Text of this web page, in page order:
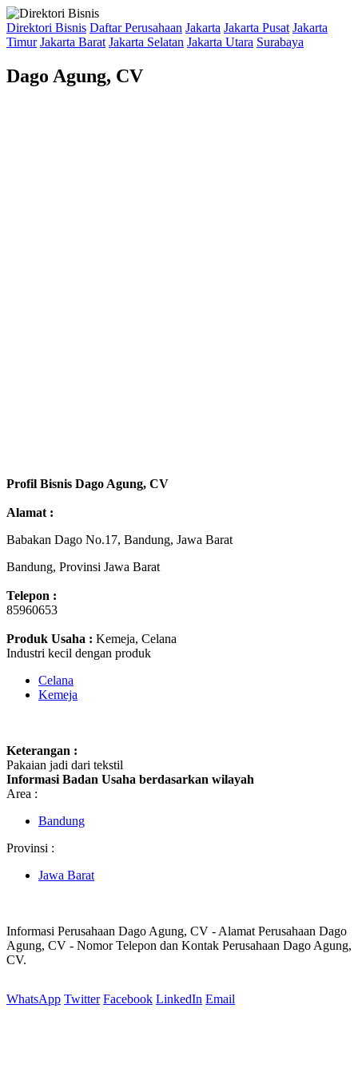
Direktori Bisnis Daftar Perusahaan Jakarta Jakarta Pusat Jakarta
Timur Jakarta Barat Jakarta Selatan Jakarta Utara Surabaya
Dago Agung, CV
Profil Bisnis Dago Agung, CV
Alamat :
Babakan Dago No.17, Bandung, Jawa Barat
Bandung, Provinsi Jawa Barat
Telepon :
85960653
Produk Usaha : Kemeja, Celana
Industri kecil dengan produk
Celana
Kemeja
Keterangan :
Pakaian jadi dari tekstil
Informasi Badan Usaha berdasarkan wilayah
Area :
Bandung
Provinsi :
Jawa Barat
Informasi Perusahaan Dago Agung, CV - Alamat Perusahaan Dago
Agung, CV - Nomor Telepon dan Kontak Perusahaan Dago Agung,
CV.
WhatsApp Twitter Facebook LinkedIn Email